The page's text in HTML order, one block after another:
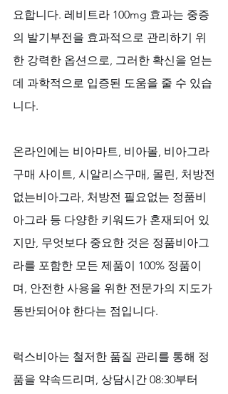
요합니다. 레비트라 100mg 효과는 중증
의 발기부전을 효과적으로 관리하기 위
한 강력한 옵션으로, 그러한 확신을 얻는
데 과학적으로 입증된 도움을 줄 수 있습
니다.
온라인에는 비아마트, 비아몰, 비아그라
구매 사이트, 시알리스구매, 몰린, 처방전
없는비아그라, 처방전 필요없는 정품비
아그라 등 다양한 키워드가 혼재되어 있
지만, 무엇보다 중요한 것은 정품비아그
라를 포함한 모든 제품이 100% 정품이
며, 안전한 사용을 위한 전문가의 지도가
동반되어야 한다는 점입니다.
럭스비아는 철저한 품질 관리를 통해 정
품을 약속드리며, 상담시간 08:30부터